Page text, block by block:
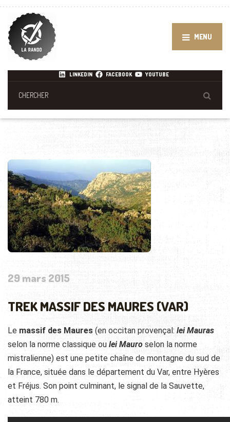
MENU
LINKEDIN FACEBOOK YOUTUBE
29 mars 2015
TREK MASSIF DES MAURES (VAR)
Le massif des Maures (en occitan provençal: lei Mauras
selon la norme classique ou lei Mauroselon la norme
mistralienne) est une petite chaîne de montagne du sud de
la France, située dans le département du Var, entre Hyères
et Fréjus. Son point culminant, le signal de la Sauvette,
atteint 780 m.